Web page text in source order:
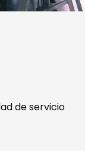
de servicio